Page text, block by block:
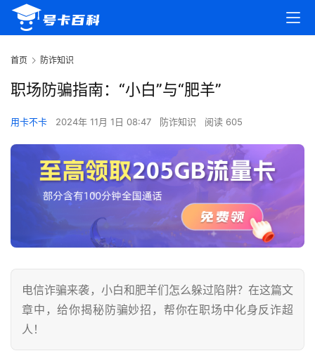
首页 防诈知识
职场防骗指南：“小白”与“肥羊”
用卡不卡 2024年 11月 1日 08:47 防诈知识 阅读 605
电信诈骗来袭，小白和肥羊们怎么躲过陷阱？在这篇文
章中，给你揭秘防骗妙招，帮你在职场中化身反诈超
人！